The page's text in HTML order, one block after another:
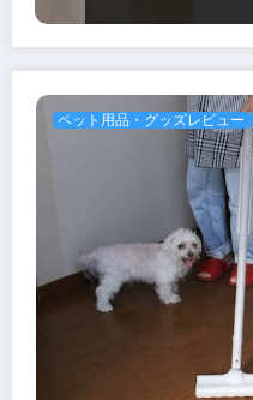
ペット用品・グッズレビュー